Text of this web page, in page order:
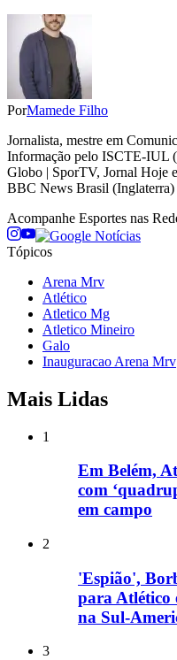
PorMamede Filho
Jornalista, mestre em
Informação pelo ISCTE-IUL
Globo | SporTV, Jornal Hoje
BBC News Brasil
Acompanhe Esportes nas
Tópicos
Arena Mrv
Atlético
Atletico Mg
Atletico Mineiro
Galo
Inauguracao Arena Mrv
Mais Lidas
1
Em Belém,
com
em campo
2
'Espião',
para
na Sul-
3